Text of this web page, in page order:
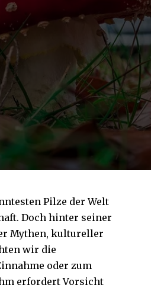
Pilze der Welt
Doch hinter seiner
Mythen, kultureller
wir die
oder zum
erfordert Vorsicht